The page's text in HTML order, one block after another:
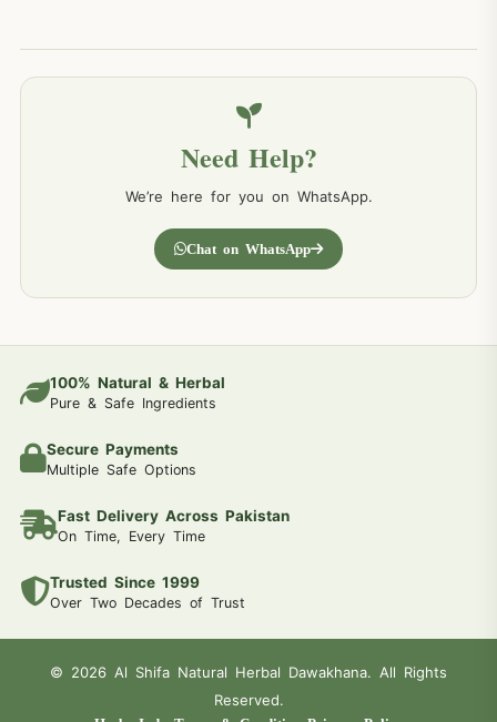
Need Help?
We’re here for you on WhatsApp.
Chat on WhatsApp
100% Natural & Herbal
Pure & Safe Ingredients
Secure Payments
Multiple Safe Options
Fast Delivery Across Pakistan
On Time, Every Time
Trusted Since 1999
Over Two Decades of Trust
© 2026 Al Shifa Natural Herbal Dawakhana. All Rights
Reserved.